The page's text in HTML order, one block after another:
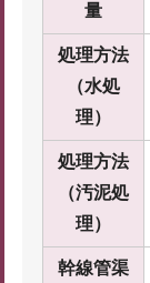
量
処理方法
（水処
理）
処理方法
（汚泥処
理）
幹線管渠